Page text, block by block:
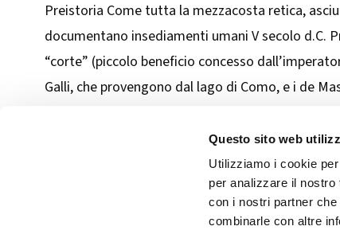
Questo sito web
Utilizziamo i cookie
per analizzare il
con i nostri partner
combinarle con altre
Preistoria Come tutta la mezzacosta retica,
documentano insediamenti umani V secolo d.C.
“corte” (piccolo beneficio concesso
Galli, che provengono dal lago di Como, e i de
Pendolasco (la quadra era un organo